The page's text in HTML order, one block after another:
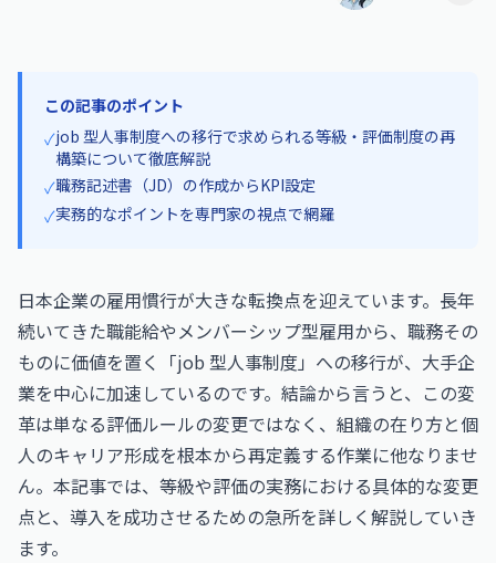
この記事のポイント
✓job 型人事制度への移行で求められる等級・評価制度の再
構築について徹底解説
✓職務記述書（JD）の作成からKPI設定
✓実務的なポイントを専門家の視点で網羅
日本企業の雇用慣行が大きな転換点を迎えています。長年
続いてきた職能給やメンバーシップ型雇用から、職務その
ものに価値を置く「job 型人事制度」への移行が、大手企
業を中心に加速しているのです。結論から言うと、この変
革は単なる評価ルールの変更ではなく、組織の在り方と個
人のキャリア形成を根本から再定義する作業に他なりませ
ん。本記事では、等級や評価の実務における具体的な変更
点と、導入を成功させるための急所を詳しく解説していき
ます。